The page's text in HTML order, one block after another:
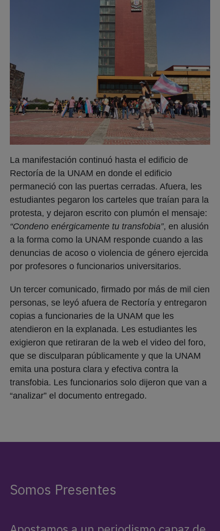
La manifestación continuó hasta el edificio de
Rectoría de la UNAM en donde el edificio
permaneció con las puertas cerradas. Afuera, les
estudiantes pegaron los carteles que traían para la
protesta, y dejaron escrito con plumón el mensaje:
“Condeno enérgicamente tu transfobia”, en alusión
a la forma como la UNAM responde cuando a las
denuncias de acoso o violencia de género ejercida
por profesores o funcionarios universitarios.
Un tercer comunicado, firmado por más de mil cien
personas, se leyó afuera de Rectoría y entregaron
copias a funcionaries de la UNAM que les
atendieron en la explanada. Les estudiantes les
exigieron que retiraran de la web el video del foro,
que se disculparan públicamente y que la UNAM
emita una postura clara y efectiva contra la
transfobia. Les funcionarios solo dijeron que van a
“analizar” el documento entregado.
Somos Presentes